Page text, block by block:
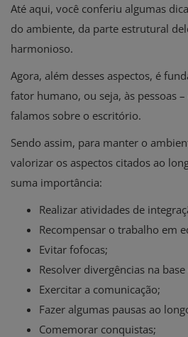
Até aqui, você conferiu algumas
do ambiente, da parte estrutural
harmonioso.
Agora, além desses aspectos, é
fator humano, ou seja, às pessoas
falamos sobre o escritório.
Sendo assim, para manter o
valorizar os aspectos citados ao
suma importância:
Realizar atividades de
Recompensar o trabalho em
Evitar fofocas;
Resolver divergências na
Exercitar a comunicação;
Fazer algumas pausas ao
Comemorar conquistas;